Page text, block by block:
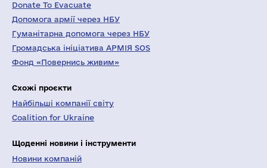
Donate To Evacuate
Допомога армії через НБУ
Гуманітарна допомога через НБУ
Громадська ініціатива АРМІЯ SOS
Фонд «Повернись живим»
Схожі проєкти
Найбільші компанії світу
Coalition for Ukraine
Щоденні новини і інструменти
Новини компаній